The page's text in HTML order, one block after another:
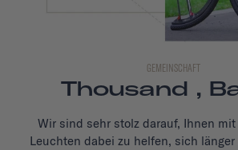
GEMEINSCHAFT
Thousand ,
Wir sind sehr stolz darauf, Ihnen
Leuchten dabei zu helfen, sich